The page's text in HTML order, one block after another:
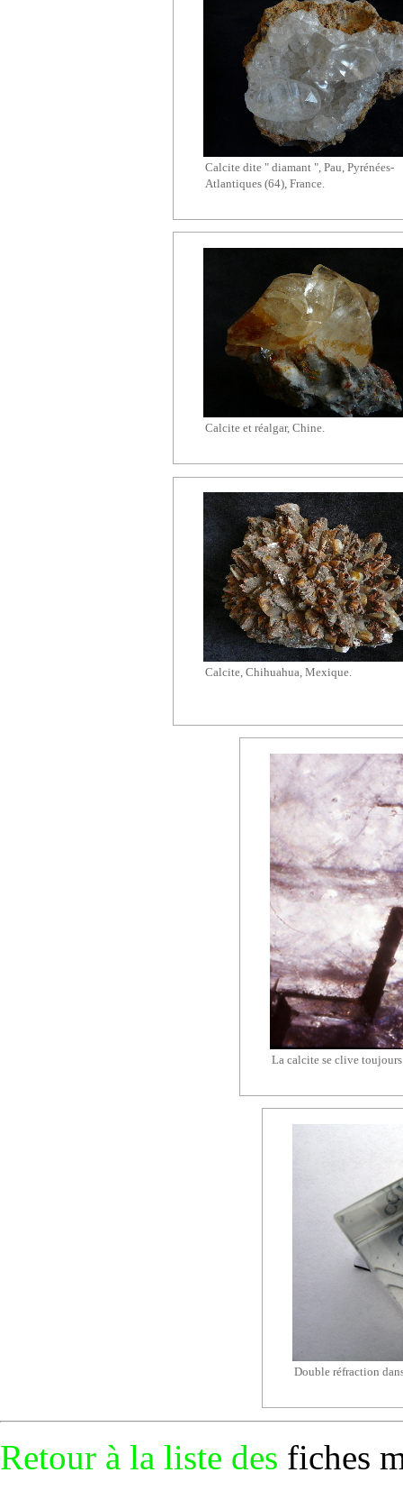
Calcite dite " diamant ", Pau, Pyrénées-
Atlantiques (64), France.
Calcite et réalgar, Chine.
Calcite, Chihuahua, Mexique.
La calcite se clive toujours
Double réfraction
Retour à la liste des fiches